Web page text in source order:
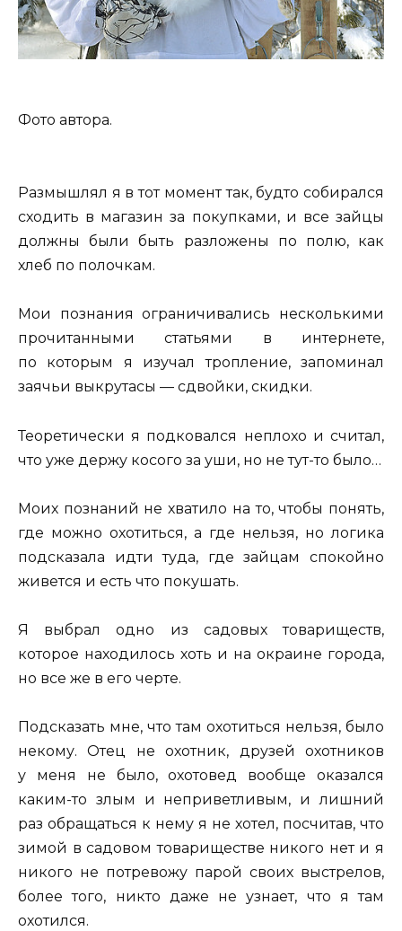
Фото автора.
Размышлял я в тот момент так, будто собирался
сходить в магазин за покупками, и все зайцы
должны были быть разложены по полю, как
хлеб по полочкам.
Мои познания ограничивались несколькими
прочитанными статьями в интернете,
по которым я изучал тропление, запоминал
заячьи выкрутасы — сдвойки, скидки.
Теоретически я подковался неплохо и считал,
что уже держу косого за уши, но не тут-то было…
Моих познаний не хватило на то, чтобы понять,
где можно охотиться, а где нельзя, но логика
подсказала идти туда, где зайцам спокойно
живется и есть что покушать.
Я выбрал одно из садовых товариществ,
которое находилось хоть и на окраине города,
но все же в его черте.
Подсказать мне, что там охотиться нельзя, было
некому. Отец не охотник, друзей охотников
у меня не было, охотовед вообще оказался
каким-то злым и неприветливым, и лишний
раз обращаться к нему я не хотел, посчитав, что
зимой в садовом товариществе никого нет и я
никого не потревожу парой своих выстрелов,
более того, никто даже не узнает, что я там
охотился.